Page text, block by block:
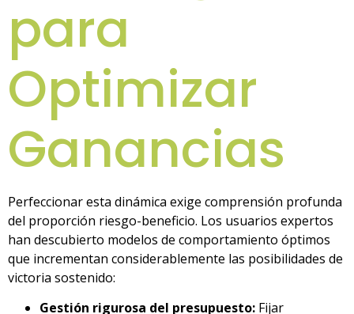
para
Optimizar
Ganancias
Perfeccionar esta dinámica exige comprensión profunda
del proporción riesgo-beneficio. Los usuarios expertos
han descubierto modelos de comportamiento óptimos
que incrementan considerablemente las posibilidades de
victoria sostenido:
Gestión rigurosa del presupuesto: Fijar